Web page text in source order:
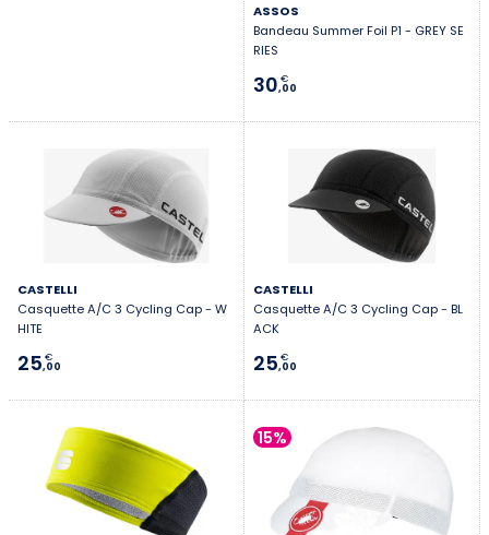
ASSOS
Bandeau Summer Foil P1 - GREY SE
RIES
30,00
€
CASTELLI
Casquette A/C 3 Cycling Cap - W
HITE
25,00
€
CASTELLI
Casquette A/C 3 Cycling Cap - BL
ACK
25,00
€
15%